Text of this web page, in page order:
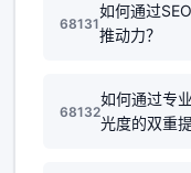
68131
如何通过
推动力？
68132
如何通过专
光度的双重提